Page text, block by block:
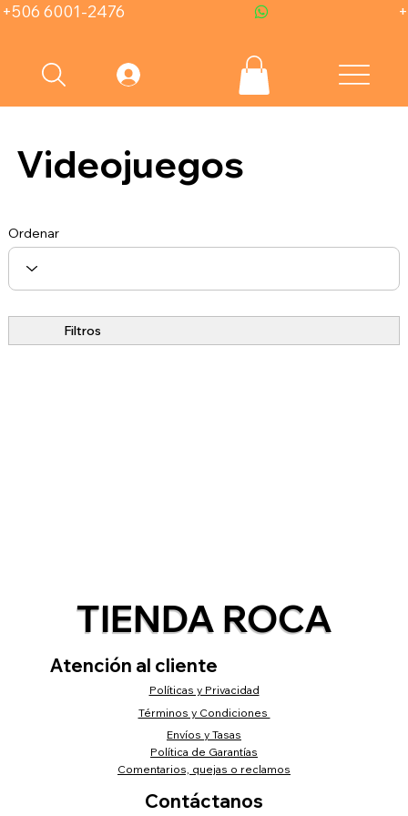
+506 6001-2476
Videojuegos
Filtros
Ordenar
TIENDA ROCA
Atención al cliente
Políticas y Privacidad
Términos y Condiciones
Envíos y Tasas
Política de Garantías
Comentarios, quejas o reclamos
Contáctanos